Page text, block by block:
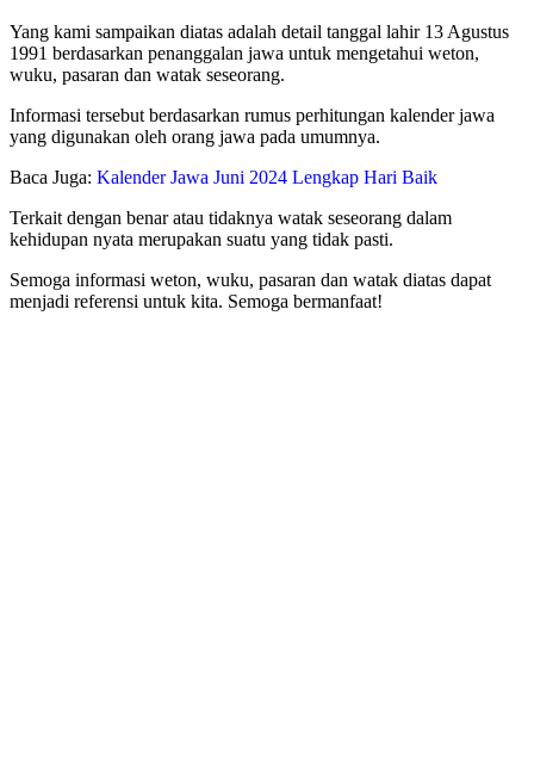
Yang kami sampaikan diatas adalah detail tanggal lahir 13 Agustus
1991 berdasarkan penanggalan jawa untuk mengetahui weton,
wuku, pasaran dan watak seseorang.
Informasi tersebut berdasarkan rumus perhitungan kalender jawa
yang digunakan oleh orang jawa pada umumnya.
Baca Juga: Kalender Jawa Juni 2024 Lengkap Hari Baik
Terkait dengan benar atau tidaknya watak seseorang dalam
kehidupan nyata merupakan suatu yang tidak pasti.
Semoga informasi weton, wuku, pasaran dan watak diatas dapat
menjadi referensi untuk kita. Semoga bermanfaat!